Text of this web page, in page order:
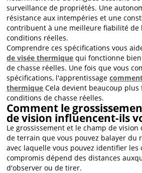
surveillance de propriétés. Une
résistance aux intempéries et une
contribuent à une meilleure fiabilité de
conditions réelles.
Comprendre ces spécifications vous
de visée thermique qui fonctionne
de chasse réelles. Une fois que vous
spécifications, l'apprentissage
thermique Cela devient beaucoup plus
conditions de chasse réelles.
Comment le
de vision influencent-ils
Le grossissement et le champ de
de terrain que vous pouvez balayer du
avec laquelle vous pouvez identifier les
compromis dépend des distances
d'observer ou de tirer.